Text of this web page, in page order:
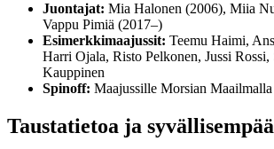
Juontajat: Mia Halonen (2006), Miia
Vappu Pimiä (2017–)
Esimerkkimaajussit: Teemu Haimi,
Harri Ojala, Risto Pelkonen, Jussi
Kauppinen
Spinoff: Maajussille Morsian Maailmalla
Taustatietoa ja